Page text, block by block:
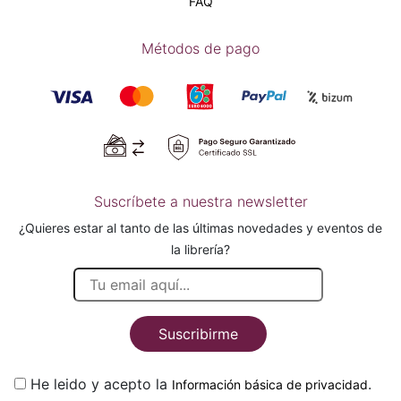
Métodos de pago
Suscríbete a nuestra newsletter
¿Quieres estar al tanto de las últimas novedades y eventos de
la librería?
Suscribirme
He leido y acepto la Información básica de privacidad.